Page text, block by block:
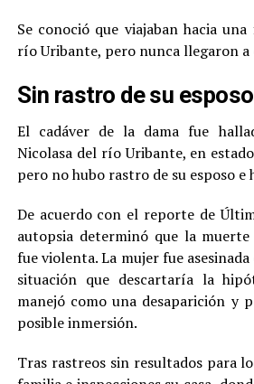
Se conoció que viajaban hacia
río Uribante, pero nunca llegaron a
Sin rastro de su
El cadáver de la dama fue
Nicolasa del río Uribante, en
pero no hubo rastro de su esposo e
De acuerdo con el reporte de
autopsia determinó que la
fue violenta. La mujer fue
situación que descartaría la
manejó como una desaparición y
posible inmersión.
Tras rastreos sin resultados para